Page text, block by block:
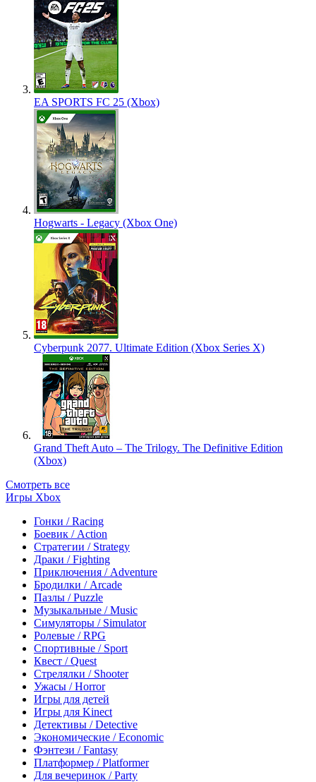
EA SPORTS FC 25 (Xbox)
Hogwarts - Legacy (Xbox One)
Cyberpunk 2077. Ultimate Edition (Xbox Series X)
Grand Theft Auto – The Trilogy. The Definitive Edition
(Xbox)
Смотреть все
Игры Xbox
Гонки / Racing
Боевик / Action
Стратегии / Strategy
Драки / Fighting
Приключения / Adventure
Бродилки / Arcade
Пазлы / Puzzle
Музыкальные / Music
Симуляторы / Simulator
Ролевые / RPG
Спортивные / Sport
Квест / Quest
Стрелялки / Shooter
Ужасы / Horror
Игры для детей
Игры для Kinect
Детективы / Detective
Экономические / Economic
Фэнтези / Fantasy
Платформер / Platformer
Для вечеринок / Party